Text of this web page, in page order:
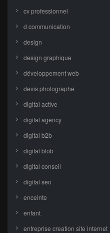
cv professionnel
d communication
design
design graphique
développement web
devis photographe
digital active
digital agency
digital b2b
digital btob
digital conseil
digital seo
enceinte
enfant
entreprise creation site internet